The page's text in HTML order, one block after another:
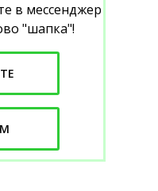
в мессенджер
"шапка"!